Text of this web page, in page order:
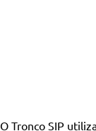
O Tronco SIP